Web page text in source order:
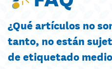
¿Qué artículos no
tanto, no están
de etiquetado